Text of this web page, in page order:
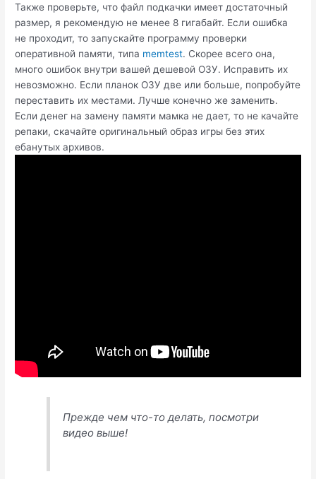
Также проверьте, что файл подкачки имеет достаточный
размер, я рекомендую не менее 8 гигабайт. Если ошибка
не проходит, то запускайте программу проверки
оперативной памяти, типа memtest. Скорее всего она,
много ошибок внутри вашей дешевой ОЗУ. Исправить их
невозможно. Если планок ОЗУ две или больше, попробуйте
переставить их местами. Лучше конечно же заменить.
Если денег на замену памяти мамка не дает, то не качайте
репаки, скачайте оригинальный образ игры без этих
ебанутых архивов.
Прежде чем что-то делать, посмотри
видео выше!